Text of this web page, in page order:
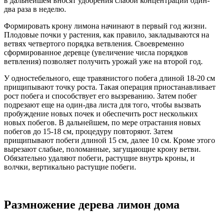
два раза в неделю.
Формировать крону лимона начинают в первый год жизни.
Плодовые почки у растения, как правило, закладываются на
ветвях четвертого порядка ветвления. Своевременно
сформированное деревце (увеличение числа порядков
ветвления) позволяет получить урожай уже на второй год.
У одностебельного, еще травянистого побега длиной 18-20 см
прищипывают точку роста. Такая операция приостанавливает
рост побега и способствует его вызреванию. Затем побег
подрезают еще на один-два листа для того, чтобы вызвать
пробуждение новых почек и обеспечить рост нескольких
новых побегов. В дальнейшем, по мере отрастания новых
побегов до 15-18 см, процедуру повторяют. Затем
прищипывают побеги длиной 15 см, далее 10 см. Кроме этого
вырезают слабые, поломанные, загущающие крону ветви.
Обязательно удаляют побеги, растущие внутрь кроны, и
волчки, вертикально растущие побеги.
Размножение дерева лимон дома